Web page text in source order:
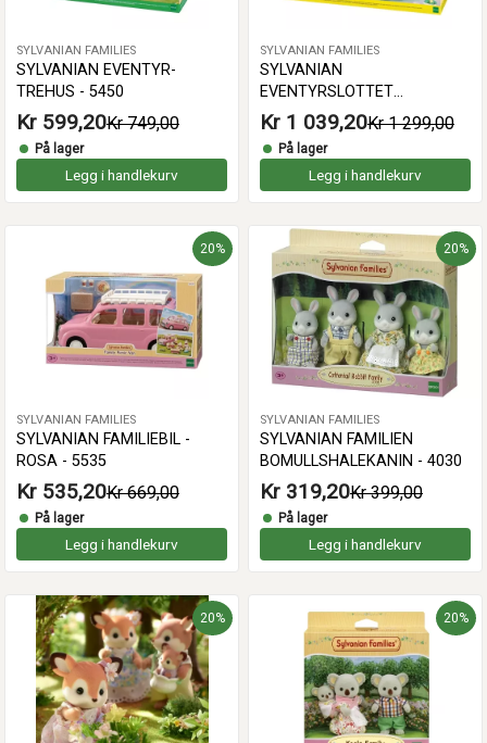
SYLVANIAN FAMILIES
SYLVANIAN EVENTYR-
TREHUS - 5450
Kr 599,20Kr 749,00
På lager
Legg i handlekurv
SYLVANIAN FAMILIES
SYLVANIAN
EVENTYRSLOTTET
HIMMELTOPPEN - 5815
Kr 1 039,20Kr 1 299,00
På lager
Legg i handlekurv
20%
SYLVANIAN FAMILIES
SYLVANIAN FAMILIEBIL -
ROSA - 5535
Kr 535,20Kr 669,00
På lager
Legg i handlekurv
20%
SYLVANIAN FAMILIES
SYLVANIAN FAMILIEN
BOMULLSHALEKANIN - 4030
Kr 319,20Kr 399,00
På lager
Legg i handlekurv
20% 20%